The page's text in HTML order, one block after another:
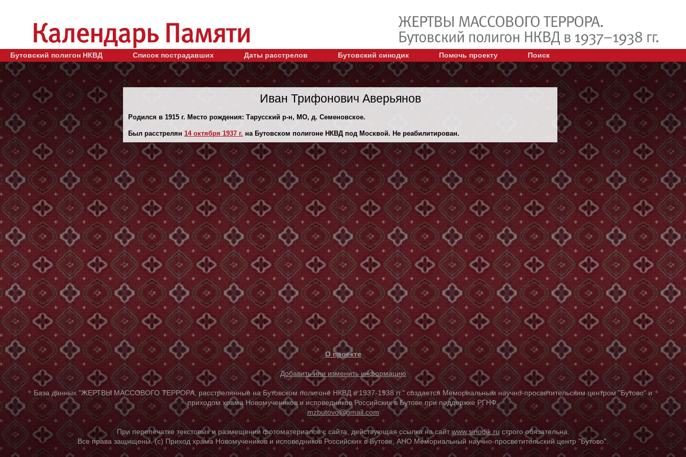
Бутовский полигон НКВД Список пострадавших Даты расстрелов Бутовский синодик Помочь проекту Поиск
Иван Трифонович Аверьянов
Родился в 1915 г. Место рождения: Тарусский р-н, МО, д. Семеновское.
Был расстрелян 14 октября 1937 г. на Бутовском полигоне НКВД под Москвой. Не реабилитирован.
О проекте
Добавить или изменить информацию
База данных "ЖЕРТВЫ МАССОВОГО ТЕРРОРА, расстрелянные на Бутовском полигоне НКВД в 1937-1938 гг." создается Мемориальным научно-просветительским центром "Бутово" и
приходом храма Новомучеников и исповедников Российских в Бутове при поддержке РГНФ.
mzbutovo@gmail.com
При перепечатке текстовых и размещении фотоматериалов с сайта, действующая ссылка на сайтwww.sinodik.ru строго обязательна.
Все права защищены. (с) Приход храма Новомучеников и исповедников Российских в Бутове, АНО Мемориальный научно-просветительский центр "Бутово".